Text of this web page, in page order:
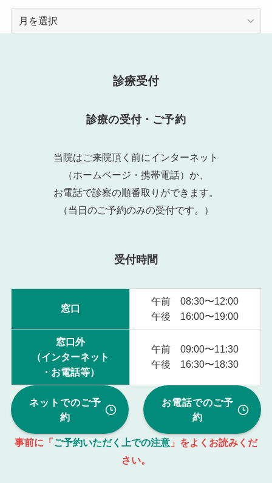
診療受付
診療の受付・ご予約
当院はご来院頂く前にインターネット
（ホームページ・携帯電話）か、
お電話で診察の順番取りができます。
（当日のご予約のみの受付です。）
受付時間
窓口
午前 08:30〜12:00
午後 16:00〜19:00
窓口外
（インターネット
・お電話等）
午前 09:00〜11:30
午後 16:30〜18:30
ネットでのご予
約
お電話でのご予
約
事前に「 ご予約いただく上での注意」をよくお読みくだ
さい。